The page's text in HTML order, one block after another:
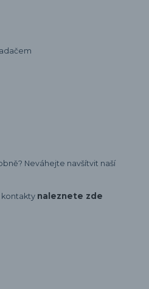
Neváhejte navšítvit naší
naleznete zde